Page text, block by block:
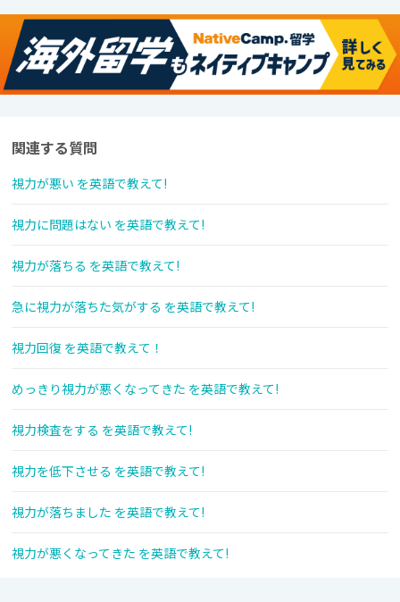
関連する質問
視力が悪い を英語で教えて!
視力に問題はない を英語で教えて!
視力が落ちる を英語で教えて!
急に視力が落ちた気がする を英語で教えて!
視力回復 を英語で教えて！
めっきり視力が悪くなってきた を英語で教えて!
視力検査をする を英語で教えて!
視力を低下させる を英語で教えて!
視力が落ちました を英語で教えて!
視力が悪くなってきた を英語で教えて!